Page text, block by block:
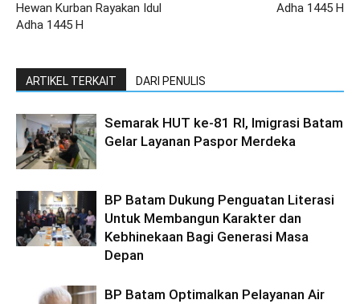
Hewan Kurban Rayakan Idul
Adha 1445 H
Adha 1445 H
ARTIKEL TERKAIT DARI PENULIS
Semarak HUT ke-81 RI, Imigrasi Batam
Gelar Layanan Paspor Merdeka
BP Batam Dukung Penguatan Literasi
Untuk Membangun Karakter dan
Kebhinekaan Bagi Generasi Masa
Depan
BP Batam Optimalkan Pelayanan Air